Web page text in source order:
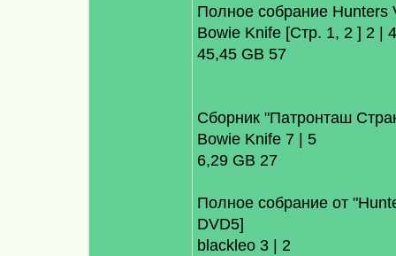
Полное собрание Hunters
Bowie Knife [Стр. 1, 2 ] 2 | 4
45,45 GB 57
Сборник "Патронташ
Bowie Knife 7 | 5
6,29 GB 27
Полное собрание от
DVD5]
blackleo 3 | 2